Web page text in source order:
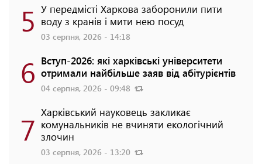
5 У передмісті Харкова заборонили пити
воду з кранів і мити нею посуд
03 серпня, 2026 - 14:18
6 Вступ-2026: які харківські університети
отримали найбільше заяв від абітурієнтів
04 серпня, 2026 - 09:48
7 Харківський науковець закликає
комунальників не вчиняти екологічний
злочин
03 серпня, 2026 - 13:20